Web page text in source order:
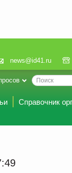
news@id41.ru
Справочник
49